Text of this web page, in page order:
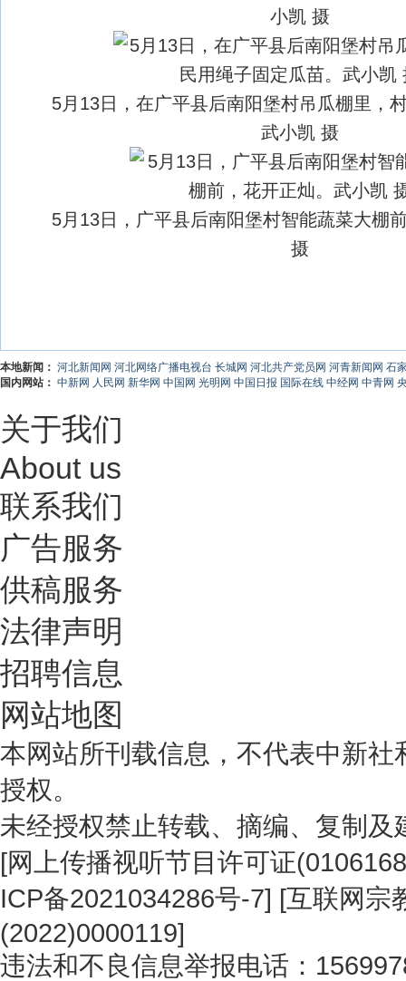
小凯 摄
5月13日，在广平县后南阳堡村吊瓜棚里，
武小凯 摄
5月13日，广平县后南阳堡村智能蔬菜大棚
摄
本地新闻： 河北新闻网 河北网络广播电视台 长城网 河北共产党员网 河青新闻网 石
国内网站： 中新网 人民网 新华网 中国网 光明网 中国日报 国际在线 中经网 中青网
关于我们
About us
联系我们
广告服务
供稿服务
法律声明
招聘信息
网站地图
本网站所刊载信息，不代表中新
授权。
未经授权禁止转载、摘编、复制
[网上传播视听节目许可证
ICP备2021034286号-7] [互联网宗
(2022)0000119]
违法和不良信息举报电话：